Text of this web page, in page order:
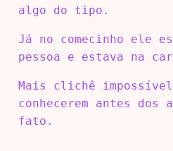
algo do tipo.
Já no comecinho ele
pessoa e estava na
Mais clichê
conhecerem antes dos
fato.